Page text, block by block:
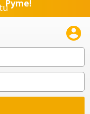
Emprendimiento!
